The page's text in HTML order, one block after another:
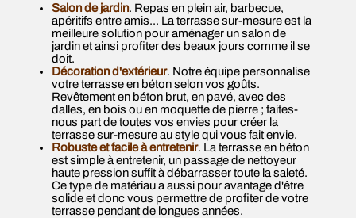
Salon de jardin. Repas en plein air, barbecue,
apéritifs entre amis... La terrasse sur-mesure est la
meilleure solution pour aménager un salon de
jardin et ainsi profiter des beaux jours comme il se
doit.
Décoration d'extérieur. Notre équipe personnalise
votre terrasse en béton selon vos goûts.
Revêtement en béton brut, en pavé, avec des
dalles, en bois ou en moquette de pierre ; faites-
nous part de toutes vos envies pour créer la
terrasse sur-mesure au style qui vous fait envie.
Robuste et facile à entretenir. La terrasse en béton
est simple à entretenir, un passage de nettoyeur
haute pression suffit à débarrasser toute la saleté.
Ce type de matériau a aussi pour avantage d'être
solide et donc vous permettre de profiter de votre
terrasse pendant de longues années.